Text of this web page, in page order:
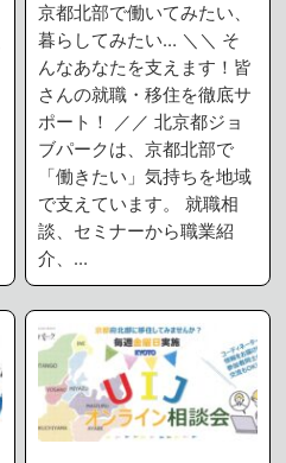
京都北部で働いてみたい、
暮らしてみたい… ＼＼ そ
んなあなたを支えます！皆
さんの就職・移住を徹底サ
ポート！ ／／ 北京都ジョ
ブパークは、京都北部で
「働きたい」気持ちを地域
で支えています。 就職相
談、セミナーから職業紹
介、…